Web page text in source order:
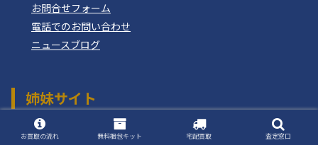
お問合せフォーム
電話でのお問い合わせ
ニュースブログ
姉妹サイト
おもちゃ買取ドットJP
つりぐ買取ドットJP
お買取の流れ 無料梱包キット 宅配買取 査定窓口